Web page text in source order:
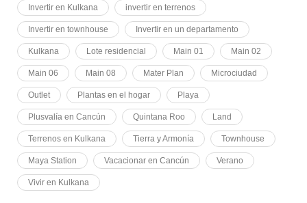
Invertir en Kulkana invertir en terrenos
Invertir en townhouse Invertir en un departamento
Kulkana Lote residencial Main 01 Main 02
Main 06 Main 08 Mater Plan Microciudad
Outlet Plantas en el hogar Playa
Plusvalía en Cancún Quintana Roo Land
Terrenos en Kulkana Tierra y Armonía Townhouse
Maya Station Vacacionar en Cancún Verano
Vivir en Kulkana